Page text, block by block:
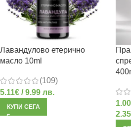
Лавандулово етерично
масло 10ml
(109)
5.11€ / 9.99 лв.
КУПИ СЕГА
1.00